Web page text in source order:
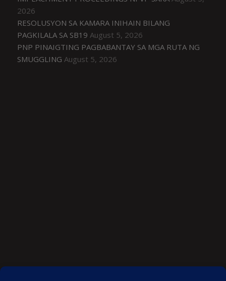
2026
RESOLUSYON SA KAMARA INIHAIN BILANG
PAGKILALA SA SB19 August 5, 2026
PNP PINAIGTING PAGBABANTAY SA MGA RUTA NG
SMUGGLING August 5, 2026